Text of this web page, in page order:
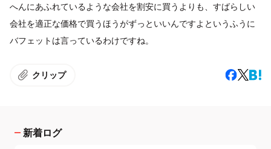
へんにあふれているような会社を割安に買うよりも、すばらしい
会社を適正な価格で買うほうがずっといいんですよというふうに
バフェットは言っているわけですね。
クリップ
新着ログ